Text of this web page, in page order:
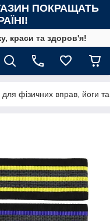
ПОКРАЩАТЬ
краси та здоров'я!
для фізичних вправ, йоги